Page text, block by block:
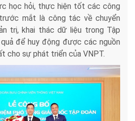
học hỏi, thực hiện tốt các công
mắt là công tác về chuyển
trị, khai thác dữ liệu trong Tập
để huy động được các nguồn
cho sự phát triển của VNPT.